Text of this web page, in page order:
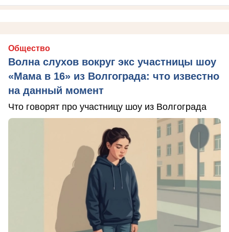
Общество
Волна слухов вокруг экс участницы шоу
«Мама в 16» из Волгограда: что известно
на данный момент
Что говорят про участницу шоу из Волгограда